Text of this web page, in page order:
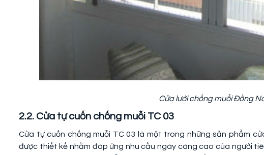
Cửa lưới chống muỗi Đồng
2.2. Cửa tự cuốn chống muỗi TC 03
Cửa tự cuốn chống muỗi TC 03 là một trong những sản phẩm
được thiết kế nhằm đáp ứng nhu cầu ngày càng cao của người